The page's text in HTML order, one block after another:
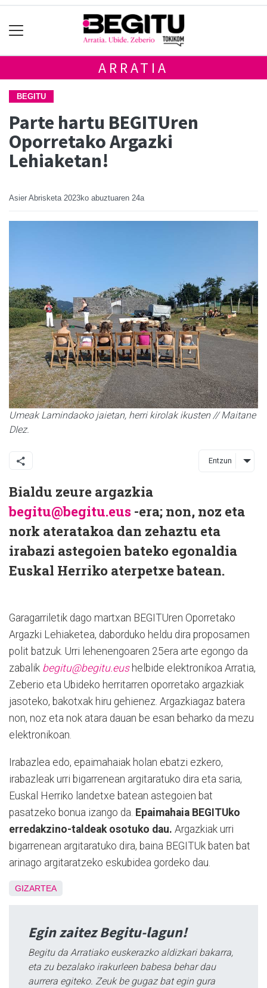
ARRATIA
BEGITU
Parte hartu BEGITUren
Oporretako Argazki
Lehiaketan!
Asier Abrisketa 2023ko abuztuaren 24a
Umeak Lamindaoko jaietan, herri kirolak ikusten // Maitane
DIez.
Entzun
Bialdu zeure argazkia
begitu@begitu.eus -era; non, noz eta
nork ateratakoa dan zehaztu eta
irabazi astegoien bateko egonaldia
Euskal Herriko aterpetxe batean.
Garagarriletik dago martxan BEGITUren Oporretako
Argazki Lehiaketea, daborduko heldu dira proposamen
polit batzuk. Urri lehenengoaren 25era arte egongo da
zabalik begitu@begitu.eushelbide elektronikoa Arratia,
Zeberio eta Ubideko herritarren oporretako argazkiak
jasoteko, bakotxak hiru gehienez. Argazkiagaz batera
non, noz eta nok atara dauan be esan beharko da mezu
elektronikoan.
Irabazlea edo, epaimahaiak holan ebatzi ezkero,
irabazleak urri bigarrenean argitaratuko dira eta saria,
Euskal Herriko landetxe batean astegoien bat
pasatzeko bonua izango da. Epaimahaia BEGITUko
erredakzino-taldeak osotuko dau. Argazkiak urri
bigarrenean argitaratuko dira, baina BEGITUk baten bat
arinago argitaratzeko eskubidea gordeko dau.
GIZARTEA
Egin zaitez Begitu-lagun!
Begitu da Arratiako euskerazko aldizkari bakarra,
eta zu bezalako irakurleen babesa behar dau
aurrera egiteko. Zeuk be gugaz bat egin gura